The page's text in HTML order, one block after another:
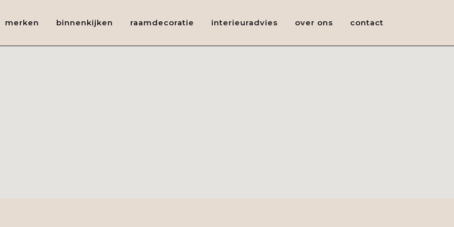
merken binnenkijken raamdecoratie interieuradvies over ons contact